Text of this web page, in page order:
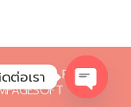
2026 ALL RIGHTS
ต่อเรา